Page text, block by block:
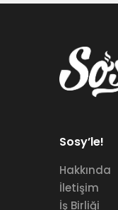
Sosy’le!
Hakkında
İletişim
İş Birliği